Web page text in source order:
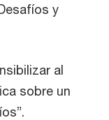
y
al
sobre un